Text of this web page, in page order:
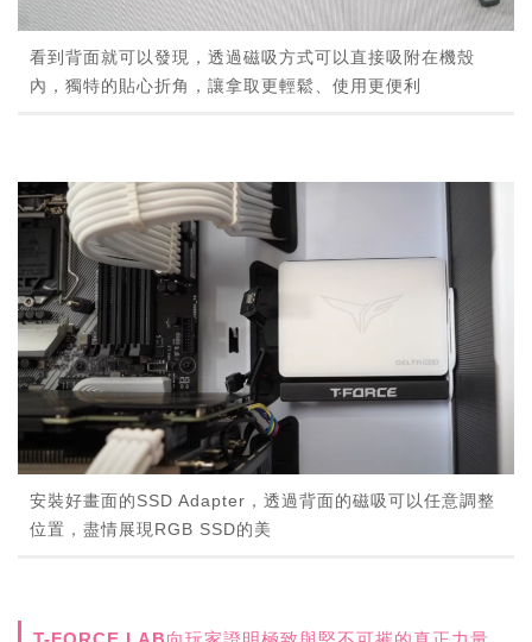
看到背面就可以發現，透過磁吸方式可以直接吸附在機殼
內，獨特的貼心折角，讓拿取更輕鬆、使用更便利
安裝好畫面的SSD Adapter，透過背面的磁吸可以任意調整
位置，盡情展現RGB SSD的美